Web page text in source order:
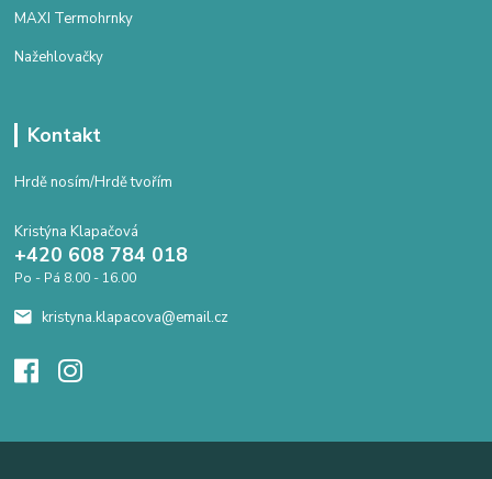
MAXI Termohrnky
Nažehlovačky
Kontakt
Hrdě nosím/Hrdě tvořím
Kristýna Klapačová
+420 608 784 018
Po - Pá 8.00 - 16.00
kristyna.klapacova@email.cz